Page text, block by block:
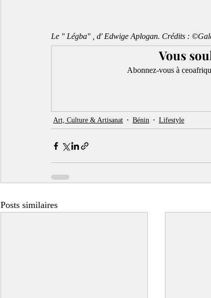
Le " Légba" , d' Edwige Aplogan. Crédits :
Vous
Abonnez-vous à
Art, Culture & Artisanat Bénin Lifestyle
Posts similaires